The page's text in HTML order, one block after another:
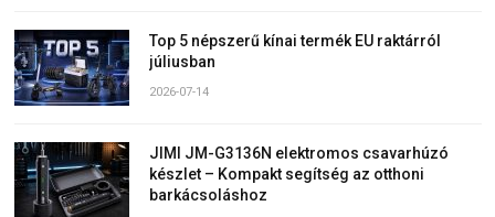
Top 5 népszerű kínai termék EU raktárról
júliusban
2026-07-14
JIMI JM-G3136N elektromos csavarhúzó
készlet – Kompakt segítség az otthoni
barkácsoláshoz